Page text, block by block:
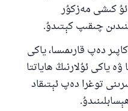
ئۇ كىشى مەزكۇر
چىقىپ كېتىدۇ.
دەپ قارىمىسا، ياكى
ياكى ئۇلارنىڭ ھاياتتا
توغرا دەپ ئېتىقاد